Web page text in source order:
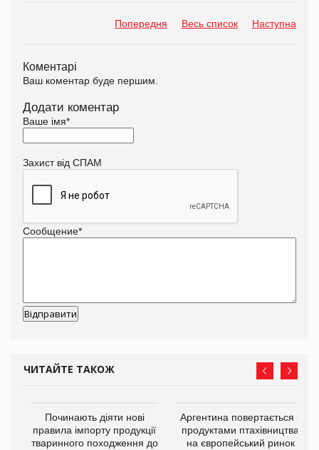
Попередня Весь список Наступна
Коментарі
Ваш коментар буде першим.
Додати коментар
Ваше імя*
Захист від СПАМ
Сообщение*
ЧИТАЙТЕ ТАКОЖ
Починають діяти нові
правила імпорту продукції
тваринного походження до
Аргентина повертається з
продуктами птахівництва
на європейський ринок